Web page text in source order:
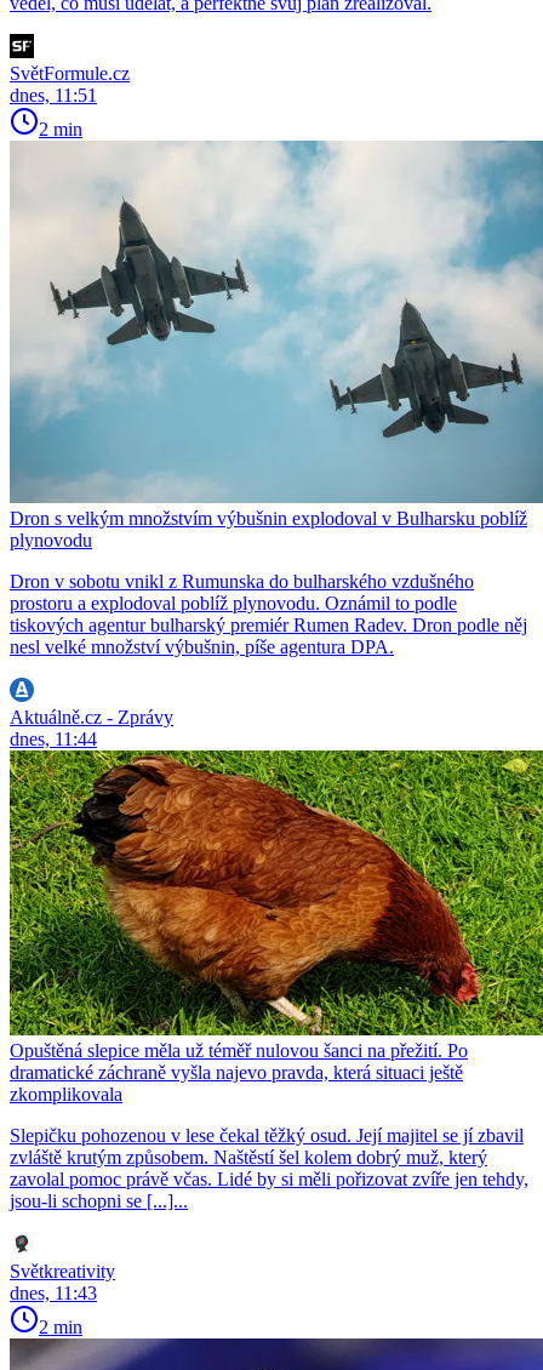
SvětFormule.cz
dnes, 11:51
2 min
Dron s velkým množstvím výbušnin explodoval v Bulharsku poblíž
plynovodu
Dron v sobotu vnikl z Rumunska do bulharského vzdušného
prostoru a explodoval poblíž plynovodu. Oznámil to podle
tiskových agentur bulharský premiér Rumen Radev. Dron podle něj
nesl velké množství výbušnin, píše agentura DPA.
Aktuálně.cz - Zprávy
dnes, 11:44
Opuštěná slepice měla už téměř nulovou šanci na přežití. Po
dramatické záchraně vyšla najevo pravda, která situaci ještě
zkomplikovala
Slepičku pohozenou v lese čekal těžký osud. Její majitel se jí zbavil
zvláště krutým způsobem. Naštěstí šel kolem dobrý muž, který
zavolal pomoc právě včas. Lidé by si měli pořizovat zvíře jen tehdy,
jsou-li schopni se [...]...
Světkreativity
dnes, 11:43
2 min